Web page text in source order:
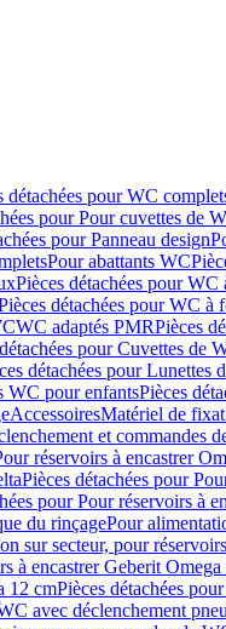
détachées pour WC
pour Pour cuvettes de
pour Panneau design
Pour abattants WC
Pièces détachées pour
détachées pour WC à
WC adaptés PMRPièces
pour Cuvettes de
détachées pour Lunettes
WC pour enfantsPièces
AccessoiresMatériel de
et commandes
réservoirs à encastrer
Pièces détachées pour
pour Pour réservoirs à
du rinçagePour
sur secteur, pour
à encastrer Geberit
12 cmPièces détachées
avec déclenchement